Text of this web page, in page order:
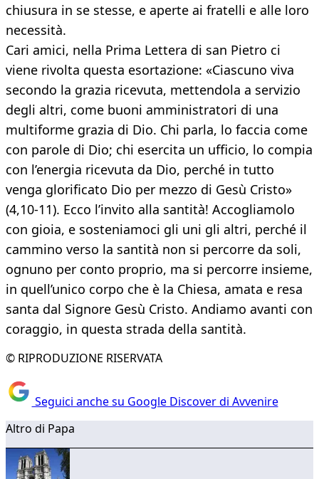
chiusura in se stesse, e aperte ai fratelli e alle loro
necessità.
Cari amici, nella Prima Lettera di san Pietro ci
viene rivolta questa esortazione: «Ciascuno viva
secondo la grazia ricevuta, mettendola a servizio
degli altri, come buoni amministratori di una
multiforme grazia di Dio. Chi parla, lo faccia come
con parole di Dio; chi esercita un ufficio, lo compia
con l’energia ricevuta da Dio, perché in tutto
venga glorificato Dio per mezzo di Gesù Cristo»
(4,10-11). Ecco l’invito alla santità! Accogliamolo
con gioia, e sosteniamoci gli uni gli altri, perché il
cammino verso la santità non si percorre da soli,
ognuno per conto proprio, ma si percorre insieme,
in quell’unico corpo che è la Chiesa, amata e resa
santa dal Signore Gesù Cristo. Andiamo avanti con
coraggio, in questa strada della santità.
© RIPRODUZIONE RISERVATA
Seguici anche su Google Discover di Avvenire
Altro di Papa